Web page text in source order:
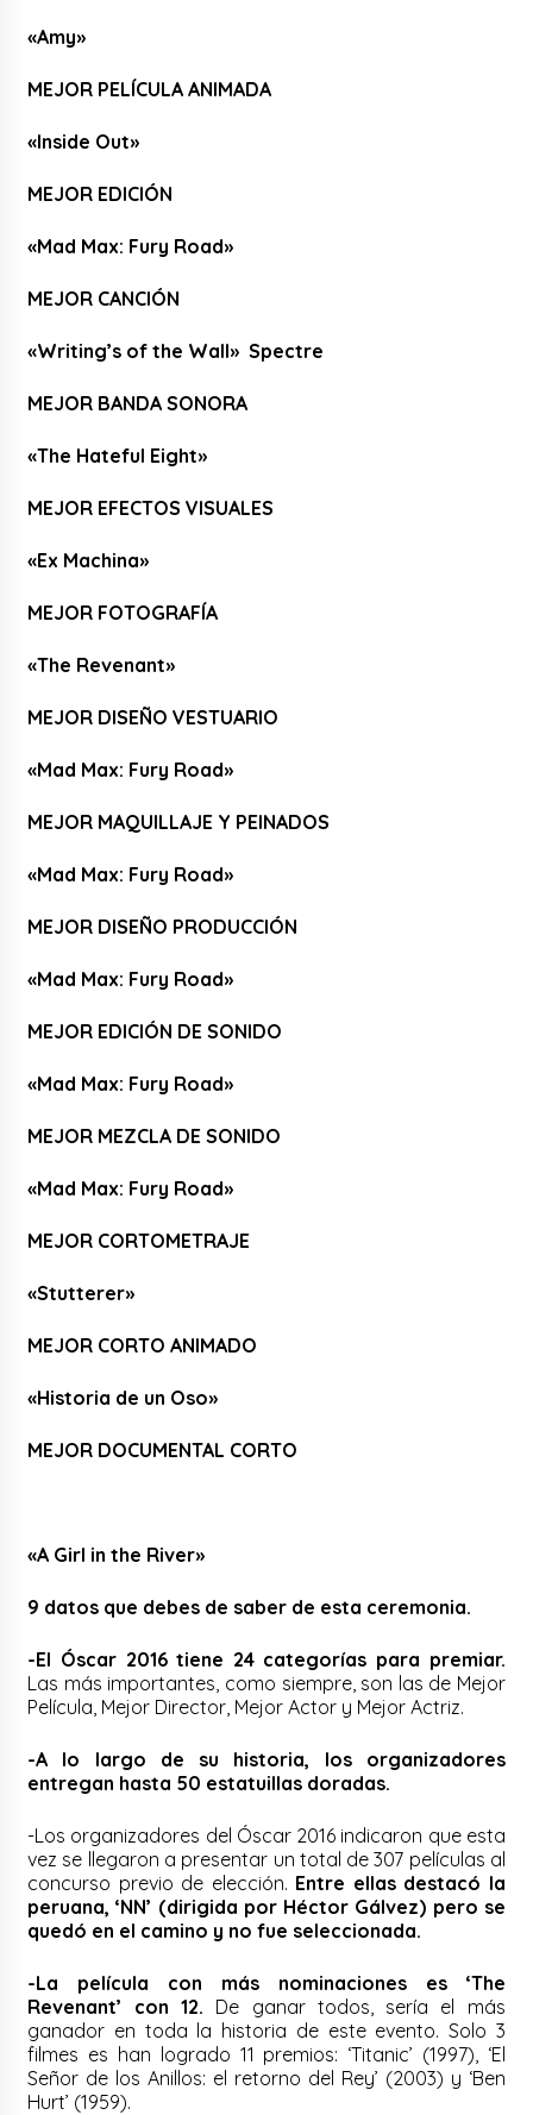
«Amy»
MEJOR PELÍCULA ANIMADA
«Inside Out»
MEJOR EDICIÓN
«Mad Max: Fury Road»
MEJOR CANCIÓN
«Writing’s of the Wall» Spectre
MEJOR BANDA SONORA
«The Hateful Eight»
MEJOR EFECTOS VISUALES
«Ex Machina»
MEJOR FOTOGRAFÍA
«The Revenant»
MEJOR DISEÑO VESTUARIO
«Mad Max: Fury Road»
MEJOR MAQUILLAJE Y PEINADOS
«Mad Max: Fury Road»
MEJOR DISEÑO PRODUCCIÓN
«Mad Max: Fury Road»
MEJOR EDICIÓN DE SONIDO
«Mad Max: Fury Road»
MEJOR MEZCLA DE SONIDO
«Mad Max: Fury Road»
MEJOR CORTOMETRAJE
«Stutterer»
MEJOR CORTO ANIMADO
«Historia de un Oso»
MEJOR DOCUMENTAL CORTO
«A Girl in the River»
9 datos que debes de saber de esta ceremonia.
-El Óscar 2016 tiene 24 categorías para premiar.
Las más importantes, como siempre, son las de Mejor
Película, Mejor Director, Mejor Actor y Mejor Actriz.
-A lo largo de su historia, los organizadores
entregan hasta 50 estatuillas doradas.
-Los organizadores del Óscar 2016 indicaron que esta
vez se llegaron a presentar un total de 307 películas al
concurso previo de elección. Entre ellas destacó la
peruana, ‘NN’ (dirigida por Héctor Gálvez) pero se
quedó en el camino y no fue seleccionada.
-La película con más nominaciones es ‘The
Revenant’ con 12. De ganar todos, sería el más
ganador en toda la historia de este evento. Solo 3
filmes es han logrado 11 premios: ‘Titanic’ (1997), ‘El
Señor de los Anillos: el retorno del Rey’ (2003) y ‘Ben
Hurt’ (1959).